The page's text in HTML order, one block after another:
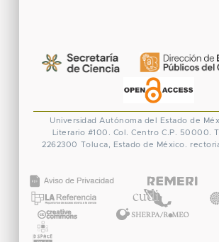
Universidad Autónoma del Estado de
Literario #100. Col. Centro C.P. 50000.
2262300 Toluca, Estado de México.